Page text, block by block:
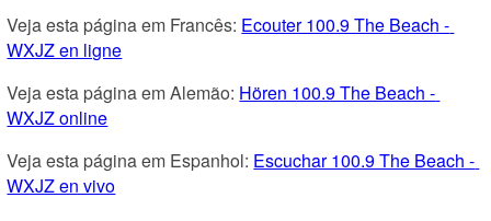
Veja esta página em Francês: Ecouter 100.9 The Beach -
WXJZ en ligne
Veja esta página em Alemão: Hören 100.9 The Beach -
WXJZ online
Veja esta página em Espanhol: Escuchar 100.9 The Beach -
WXJZ en vivo